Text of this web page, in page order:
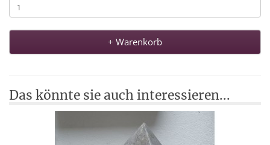
+ Warenkorb
Das könnte sie auch interessieren...